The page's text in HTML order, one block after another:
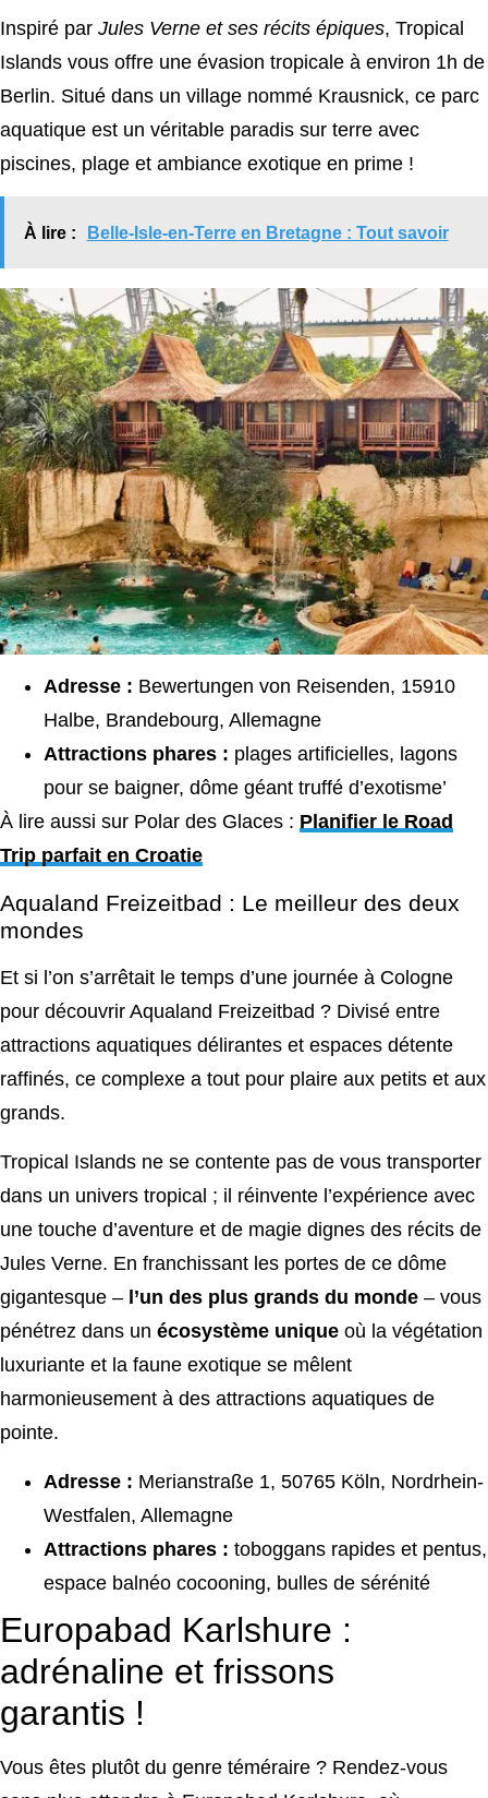
Inspiré par Jules Verne et ses récits épiques, Tropical
Islands vous offre une évasion tropicale à environ 1h de
Berlin. Situé dans un village nommé Krausnick, ce parc
aquatique est un véritable paradis sur terre avec
piscines, plage et ambiance exotique en prime !
À lire : Belle-Isle-en-Terre en Bretagne : Tout savoir
Adresse : Bewertungen von Reisenden, 15910
Halbe, Brandebourg, Allemagne
Attractions phares : plages artificielles, lagons
pour se baigner, dôme géant truffé d’exotisme’
À lire aussi sur Polar des Glaces : Planifier le Road
Trip parfait en Croatie
Aqualand Freizeitbad : Le meilleur des deux
mondes
Et si l’on s’arrêtait le temps d’une journée à Cologne
pour découvrir Aqualand Freizeitbad ? Divisé entre
attractions aquatiques délirantes et espaces détente
raffinés, ce complexe a tout pour plaire aux petits et aux
grands.
Tropical Islands ne se contente pas de vous transporter
dans un univers tropical ; il réinvente l’expérience avec
une touche d’aventure et de magie dignes des récits de
Jules Verne. En franchissant les portes de ce dôme
gigantesque – l’un des plus grands du monde – vous
pénétrez dans un écosystème unique où la végétation
luxuriante et la faune exotique se mêlent
harmonieusement à des attractions aquatiques de
pointe.
Adresse : Merianstraße 1, 50765 Köln, Nordrhein-
Westfalen, Allemagne
Attractions phares : toboggans rapides et pentus,
espace balnéo cocooning, bulles de sérénité
Europabad Karlshure :
adrénaline et frissons
garantis !
Vous êtes plutôt du genre téméraire ? Rendez-vous